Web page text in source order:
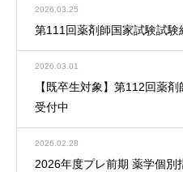
2026.03.25
第111回薬剤師国家試験試験
2026.03.01
【既卒生対象】第112回薬
受付中
2026.02.28
2026年度プレ前期 薬学個別